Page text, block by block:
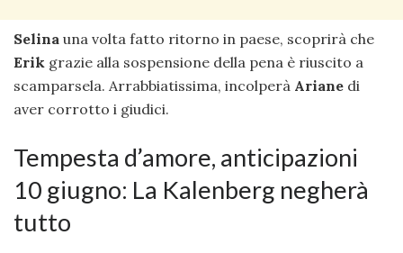
Selina una volta fatto ritorno in paese, scoprirà che
Erik grazie alla sospensione della pena è riuscito a
scamparsela. Arrabbiatissima, incolperà Ariane di
aver corrotto i giudici.
Tempesta d’amore, anticipazioni
10 giugno: La Kalenberg negherà
tutto